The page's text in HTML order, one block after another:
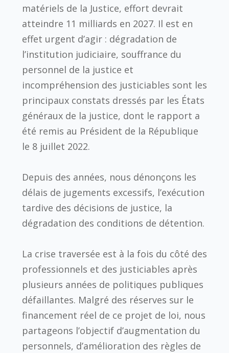
matériels de la Justice, effort devrait
atteindre 11 milliards en 2027. Il est en
effet urgent d’agir : dégradation de
l’institution judiciaire, souffrance du
personnel de la justice et
incompréhension des justiciables sont les
principaux constats dressés par les États
généraux de la justice, dont le rapport a
été remis au Président de la République
le 8 juillet 2022.
Depuis des années, nous dénonçons les
délais de jugements excessifs, l’exécution
tardive des décisions de justice, la
dégradation des conditions de détention.
La crise traversée est à la fois du côté des
professionnels et des justiciables après
plusieurs années de politiques publiques
défaillantes. Malgré des réserves sur le
financement réel de ce projet de loi, nous
partageons l’objectif d’augmentation du
personnels, d’amélioration des règles de